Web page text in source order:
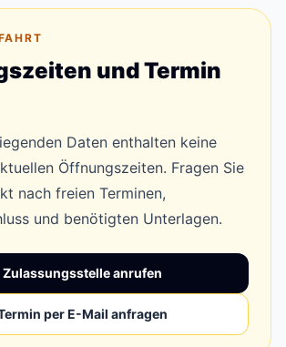
und Termin
Daten enthalten keine
Öffnungszeiten. Fragen Sie
nach freien Terminen,
und benötigten Unterlagen.
Zulassungsstelle anrufen
per E-Mail anfragen